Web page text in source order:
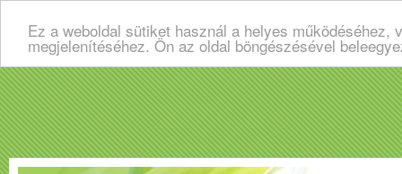
Ez a weboldal sütiket használ a helyes
megjelenítéséhez. Ön az oldal böngészésével